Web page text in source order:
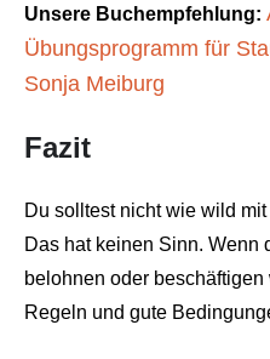
Unsere Buchempfehlung:
Übungsprogramm für
Sonja Meiburg
Fazit
Du solltest nicht wie wild
Das hat keinen Sinn. Wenn
belohnen oder
Regeln und gute